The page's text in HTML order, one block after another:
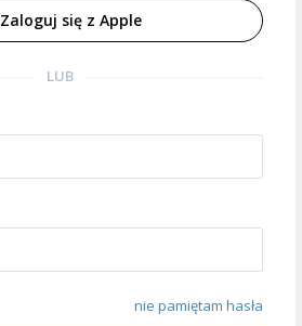
Zaloguj się z Apple
LUB
nie pamiętam hasła